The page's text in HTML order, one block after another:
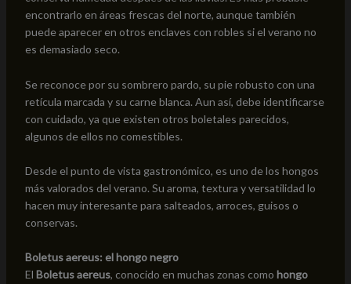
encontrarlo en áreas frescas del norte, aunque también
puede aparecer en otros enclaves con robles si el verano no
es demasiado seco.
Se reconoce por su sombrero pardo, su pie robusto con una
retícula marcada y su carne blanca. Aun así, debe identificarse
con cuidado, ya que existen otros boletales parecidos,
algunos de ellos no comestibles.
Desde el punto de vista gastronómico, es uno de los hongos
más valorados del verano. Su aroma, textura y versatilidad lo
hacen muy interesante para salteados, arroces, guisos o
conservas.
Boletus aereus: el hongo negro
El Boletus aereus, conocido en muchas zonas como hongo